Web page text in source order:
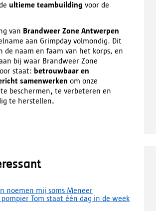
ultieme teambuilding voor de
van Brandweer Zone Antwerpen
aan Grimpday volmondig. Dit
de naam en faam van het korps, en
bij waar Brandweer Zone
staat: betrouwbaar en
samenwerken om onze
beschermen, te verbeteren en
te herstellen.
noemen mij soms Meneer
Tom staat één dag in de week